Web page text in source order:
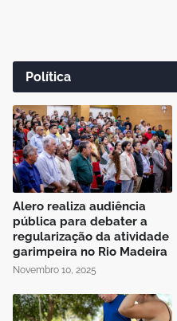
Política
Alero realiza audiência
pública para debater a
regularização da atividade
garimpeira no Rio Madeira
Novembro 10, 2025